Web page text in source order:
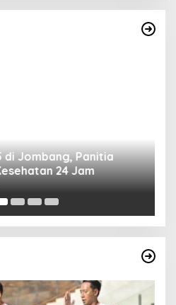
Jombang, Panitia
24 Jam